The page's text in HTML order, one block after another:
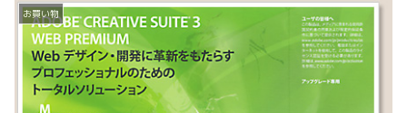
お買い物